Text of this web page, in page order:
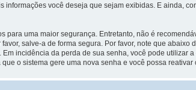
informações você deseja que sejam exibidas. E ainda,
para uma maior segurança. Entretanto, não é
salve-a de forma segura. Por favor, note que
incidência da perda de sua senha, você pode utilizar
o sistema gere uma nova senha e você possa reativar